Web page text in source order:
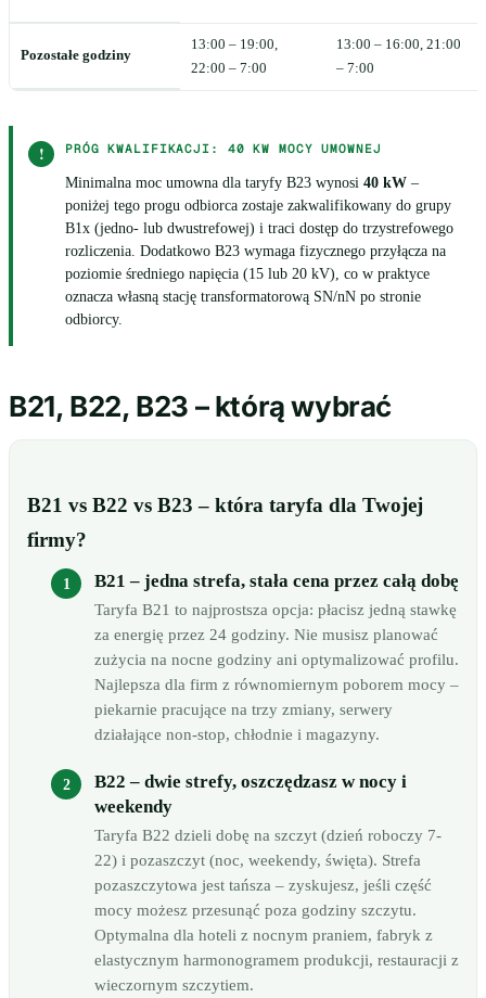
Pozostałe godziny
13:00 – 19:00,
22:00 – 7:00
13:00 – 16:00, 21:00
– 7:00
! PRÓG KWALIFIKACJI: 40 KW MOCY UMOWNEJ
Minimalna moc umowna dla taryfy B23 wynosi 40 kW –
poniżej tego progu odbiorca zostaje zakwalifikowany do grupy
B1x (jedno- lub dwustrefowej) i traci dostęp do trzystrefowego
rozliczenia. Dodatkowo B23 wymaga fizycznego przyłącza na
poziomie średniego napięcia (15 lub 20 kV), co w praktyce
oznacza własną stację transformatorową SN/nN po stronie
odbiorcy.
B21, B22, B23 – którą wybrać
B21 vs B22 vs B23 – która taryfa dla Twojej
firmy?
B21 – jedna strefa, stała cena przez całą dobę
Taryfa B21 to najprostsza opcja: płacisz jedną stawkę
za energię przez 24 godziny. Nie musisz planować
zużycia na nocne godziny ani optymalizować profilu.
Najlepsza dla firm z równomiernym poborem mocy –
piekarnie pracujące na trzy zmiany, serwery
działające non-stop, chłodnie i magazyny.
B22 – dwie strefy, oszczędzasz w nocy i
weekendy
Taryfa B22 dzieli dobę na szczyt (dzień roboczy 7-
22) i pozaszczyt (noc, weekendy, święta). Strefa
pozaszczytowa jest tańsza – zyskujesz, jeśli część
mocy możesz przesunąć poza godziny szczytu.
Optymalna dla hoteli z nocnym praniem, fabryk z
elastycznym harmonogramem produkcji, restauracji z
wieczornym szczytiem.